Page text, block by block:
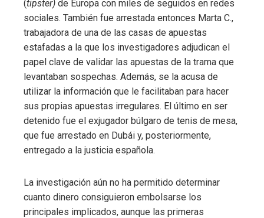
(tipster) de Europa con miles de seguidos en redes
sociales. También fue arrestada entonces Marta C.,
trabajadora de una de las casas de apuestas
estafadas a la que los investigadores adjudican el
papel clave de validar las apuestas de la trama que
levantaban sospechas. Además, se la acusa de
utilizar la información que le facilitaban para hacer
sus propias apuestas irregulares. El último en ser
detenido fue el exjugador búlgaro de tenis de mesa,
que fue arrestado en Dubái y, posteriormente,
entregado a la justicia española.
La investigación aún no ha permitido determinar
cuanto dinero consiguieron embolsarse los
principales implicados, aunque las primeras